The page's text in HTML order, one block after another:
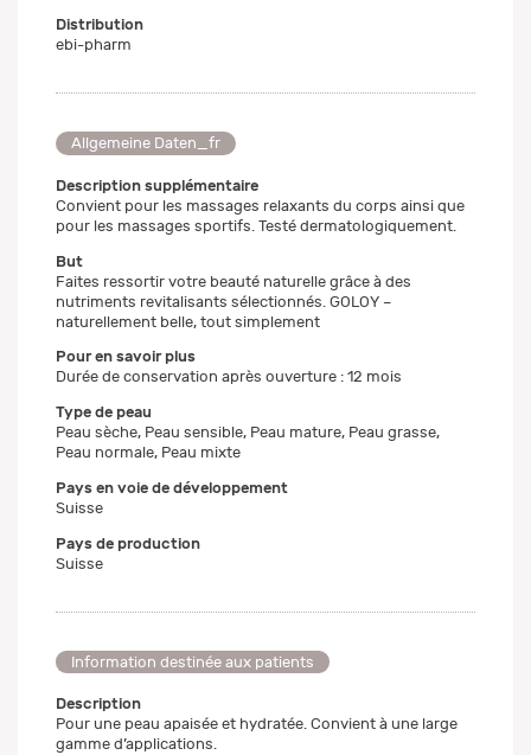
Distribution
ebi-pharm
Allgemeine Daten_fr
Description supplémentaire
Convient pour les massages relaxants du corps ainsi que
pour les massages sportifs. Testé dermatologiquement.
But
Faites ressortir votre beauté naturelle grâce à des
nutriments revitalisants sélectionnés. GOLOY –
naturellement belle, tout simplement
Pour en savoir plus
Durée de conservation après ouverture : 12 mois
Type de peau
Peau sèche, Peau sensible, Peau mature, Peau grasse,
Peau normale, Peau mixte
Pays en voie de développement
Suisse
Pays de production
Suisse
Information destinée aux patients
Description
Pour une peau apaisée et hydratée. Convient à une large
gamme d’applications.